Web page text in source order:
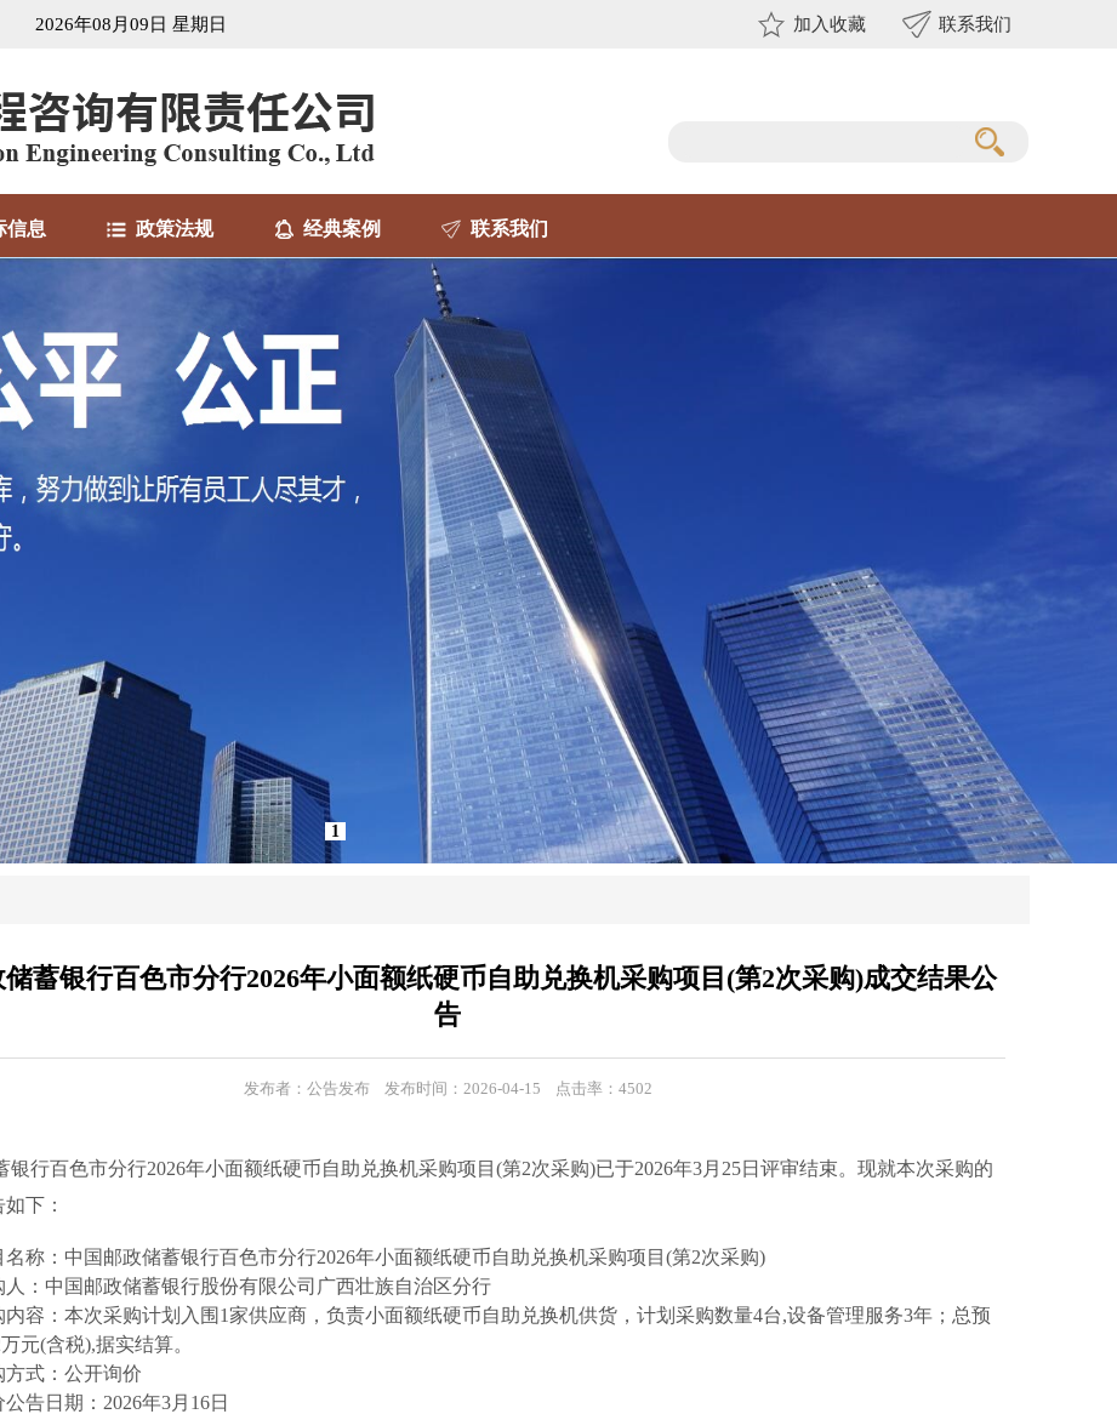
2026年08月09日 星期日 加入收藏 联系我们
信息 政策法规 经典案例 联系我们
1
蓄银行百色市分行2026年小面额纸硬币自助兑换机采购项目(第2次采购)成交结果公
告
发布者：公告发布 发布时间：2026-04-15 点击率：4502
银行百色市分行2026年小面额纸硬币自助兑换机采购项目(第2次采购)已于2026年3月25日评审结束。现就本次采购的
下：
名称：中国邮政储蓄银行百色市分行2026年小面额纸硬币自助兑换机采购项目(第2次采购)
人：中国邮政储蓄银行股份有限公司广西壮族自治区分行
内容：本次采购计划入围1家供应商，负责小面额纸硬币自助兑换机供货，计划采购数量4台,设备管理服务3年；总预
元(含税),据实结算。
方式：公开询价
告日期：2026年3月16日